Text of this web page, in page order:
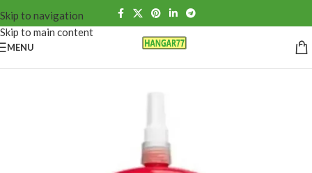
Skip to navigation
Skip to main content
MENU